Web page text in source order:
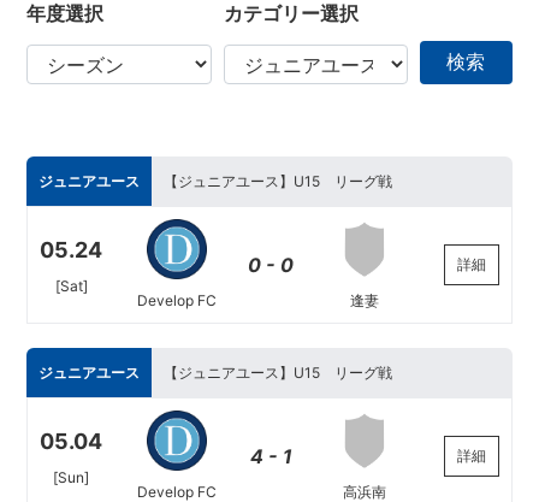
年度選択 カテゴリー選択
ジュニアユース 【ジュニアユース】U15 リーグ戦
05.24
[Sat]
Develop FC
0 - 0
逢妻
詳細
ジュニアユース 【ジュニアユース】U15 リーグ戦
05.04
[Sun]
Develop FC
4 - 1
高浜南
詳細